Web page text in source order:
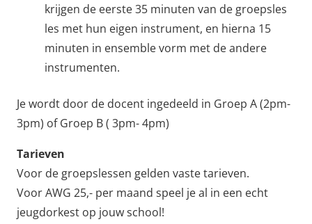
krijgen de eerste 35 minuten van de groepsles
les met hun eigen instrument, en hierna 15
minuten in ensemble vorm met de andere
instrumenten.
Je wordt door de docent ingedeeld in Groep A (2pm-
3pm) of Groep B ( 3pm- 4pm)
Tarieven
Voor de groepslessen gelden vaste tarieven.
Voor AWG 25,- per maand speel je al in een echt
jeugdorkest op jouw school!